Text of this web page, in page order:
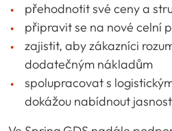
přehodnotit své ceny a
připravit se na nové celní
zajistit, aby zákazníci
dodatečným nákladům
spolupracovat s
dokážou nabídnout